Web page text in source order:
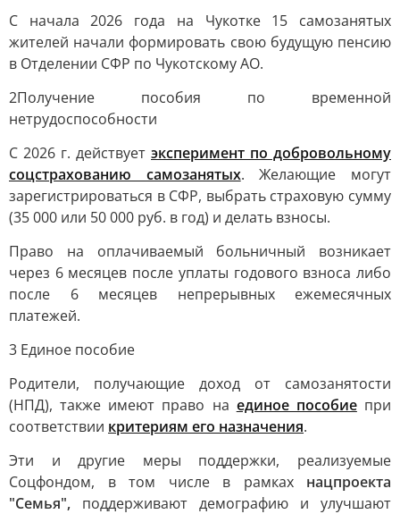
С начала 2026 года на Чукотке 15 самозанятых
жителей начали формировать свою будущую пенсию
в Отделении СФР по Чукотскому АО.
2Получение пособия по временной
нетрудоспособности
С 2026 г. действует эксперимент по добровольному
соцстрахованию самозанятых. Желающие могут
зарегистрироваться в СФР, выбрать страховую сумму
(35 000 или 50 000 руб. в год) и делать взносы.
Право на оплачиваемый больничный возникает
через 6 месяцев после уплаты годового взноса либо
после 6 месяцев непрерывных ежемесячных
платежей.
3 Единое пособие
Родители, получающие доход от самозанятости
(НПД), также имеют право на единое пособиепри
соответствии критериям его назначения.
Эти и другие меры поддержки, реализуемые
Соцфондом, в том числе в рамках нацпроекта
"Семья", поддерживают демографию и улучшают